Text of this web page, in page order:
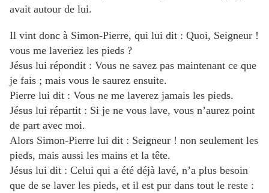
avait autour de lui.
Il vint donc à Simon-Pierre, qui lui dit : Quoi, Seigneur !
vous me laveriez les pieds ?
Jésus lui répondit : Vous ne savez pas maintenant ce que
je fais ; mais vous le saurez ensuite.
Pierre lui dit : Vous ne me laverez jamais les pieds.
Jésus lui répartit : Si je ne vous lave, vous n’aurez point
de part avec moi.
Alors Simon-Pierre lui dit : Seigneur ! non seulement les
pieds, mais aussi les mains et la tête.
Jésus lui dit : Celui qui a été déjà lavé, n’a plus besoin
que de se laver les pieds, et il est pur dans tout le reste :